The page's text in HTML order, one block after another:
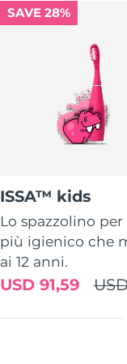
SAVE 28%
ISSA™ kids
Lo spazzolino
più igienico che
ai 12 anni.
USD 91,59